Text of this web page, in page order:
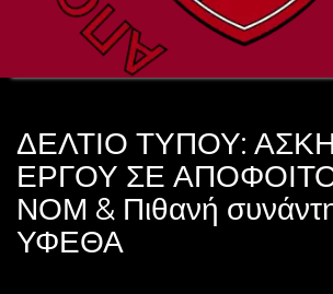
ΔΕΛΤΙΟ ΤΥΠΟΥ:
ΕΡΓΟΥ ΣΕ
ΝΟΜ & Πιθανή
ΥΦΕΘΑ